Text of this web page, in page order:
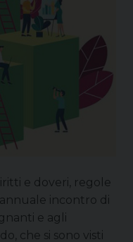
e doveri, regole
incontro di
e agli
che si sono visti